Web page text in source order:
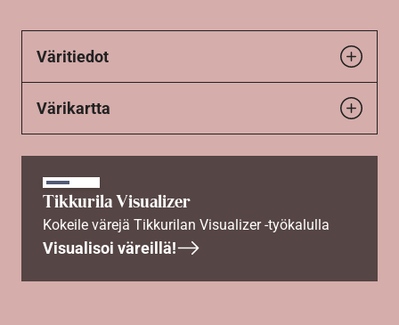
Väritiedot
Värikartta
Tikkurila Visualizer
Kokeile värejä Tikkurilan Visualizer -työkalulla
Visualisoi väreillä!